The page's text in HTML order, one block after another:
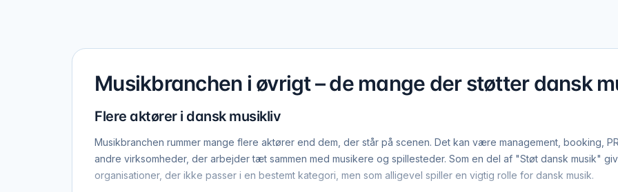
Musikbranchen i øvrigt – de mange der støtter dansk
Flere aktører i dansk musikliv
Musikbranchen rummer mange flere aktører end dem, der står på scenen. Det kan være management, booking,
andre virksomheder, der arbejder tæt sammen med musikere og spillesteder. Som en del af "Støt dansk musik"
organisationer, der ikke passer i en bestemt kategori, men som alligevel spiller en vigtig rolle for dansk musik.